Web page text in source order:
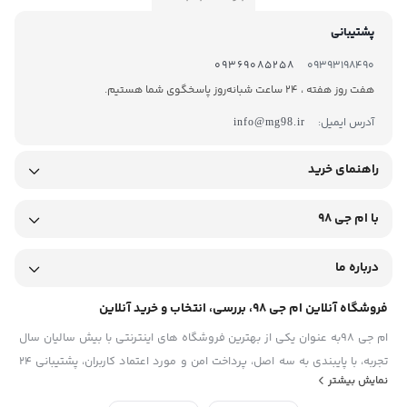
پشتیبانی
09393198490
09369085258
هفت روز هفته ، 24 ساعت شبانه‌روز پاسخگوی شما هستیم.
آدرس ایمیل:
info@mg98.ir
راهنمای خرید
با ام جی 98
درباره ما
فروشگاه آنلاین ام جی 98، بررسی، انتخاب و خرید آنلاین
ام جی 98به عنوان یکی از بهترین فروشگاه های اینترنتی با بیش سالیان سال
تجربه، با پایبندی به سه اصل، پرداخت امن و مورد اعتماد کاربران، پشتیبانی 24
ساعته و تضمین اصل‌بودن کالا موفق شده تا همگام با فروشگاه‌های معتبر
نمایش بیشتر